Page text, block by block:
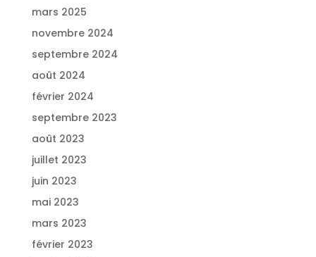
mars 2025
novembre 2024
septembre 2024
août 2024
février 2024
septembre 2023
août 2023
juillet 2023
juin 2023
mai 2023
mars 2023
février 2023